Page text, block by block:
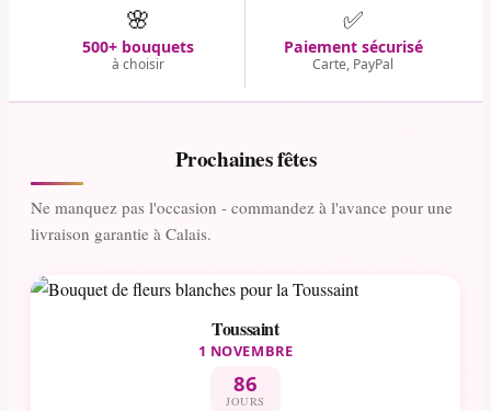
🌸
500+ bouquets
à choisir
✅
Paiement sécurisé
Carte, PayPal
Prochaines fêtes
Ne manquez pas l'occasion - commandez à l'avance pour une
livraison garantie à Calais.
Toussaint
1 NOVEMBRE
86
JOURS